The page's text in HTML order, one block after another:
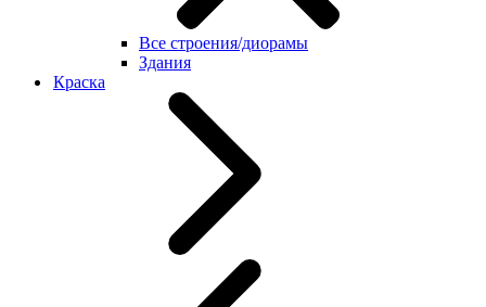
Все строения/диорамы
Здания
Краска